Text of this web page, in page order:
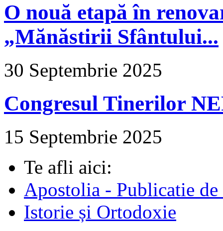
O nouă etapă în
„Mănăstirii Sfântului...
30 Septembrie 2025
Congresul Tinerilor
15 Septembrie 2025
Te afli aici:
Apostolia - Publicatie
Istorie și Ortodoxie